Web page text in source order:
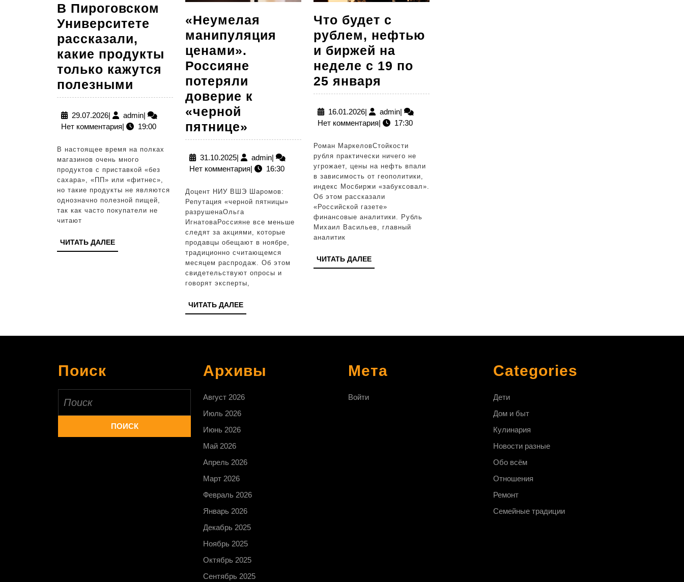
В Пироговском
Университете
рассказали,
какие продукты
только кажутся
полезными
Пироговском
Университете
рассказали,
какие
продукты
только
кажутся
полезными
29.07.202629.07.2026
| adminadmin
|
Нет комментария| 19:00
В настоящее время на полках
магазинов очень много
продуктов с приставкой «без
сахара», «ПП» или «фитнес»,
но такие продукты не являются
однозначно полезной пищей,
так как часто покупатели не
читают
ЧИТАТЬ ДАЛЕЕЧИТАТЬ
ДАЛЕЕ
«Неумелая
манипуляция
ценами».
Россияне
потеряли
доверие к
«черной
пятнице» «Неумелая
манипуляция
ценами».
Россияне
потеряли
доверие
к
«черной
пятнице»
31.10.202531.10.2025
| adminadmin
|
Нет комментария| 16:30
Доцент НИУ ВШЭ Шаромов:
Репутация «черной пятницы»
разрушенаОльга
ИгнатоваРоссияне все меньше
следят за акциями, которые
продавцы обещают в ноябре,
традиционно считающемся
месяцем распродаж. Об этом
свидетельствуют опросы и
говорят эксперты,
ЧИТАТЬ ДАЛЕЕЧИТАТЬ
ДАЛЕЕ
Что будет с
рублем, нефтью
и биржей на
неделе с 19 по
25 января
будет
с
рублем,
нефтью
и
биржей
на
неделе
с
19
16.01.202616.01.2026
| adminadmin
|
Нет комментария| 17:30
Роман МаркеловСтойкости
рубля практически ничего не
угрожает, цены на нефть впали
в зависимость от геополитики,
индекс Мосбиржи «забуксовал».
Об этом рассказали
«Российской газете»
финансовые аналитики. Рубль
Михаил Васильев, главный
аналитик
ЧИТАТЬ ДАЛЕЕЧИТАТЬ
ДАЛЕЕ
Поиск Архивы
Август 2026
Июль 2026
Июнь 2026
Май 2026
Апрель 2026
Март 2026
Февраль 2026
Январь 2026
Декабрь 2025
Ноябрь 2025
Октябрь 2025
Сентябрь 2025
Мета
Войти
Categories
Дети
Дом и быт
Кулинария
Новости разные
Обо всём
Отношения
Ремонт
Семейные традиции